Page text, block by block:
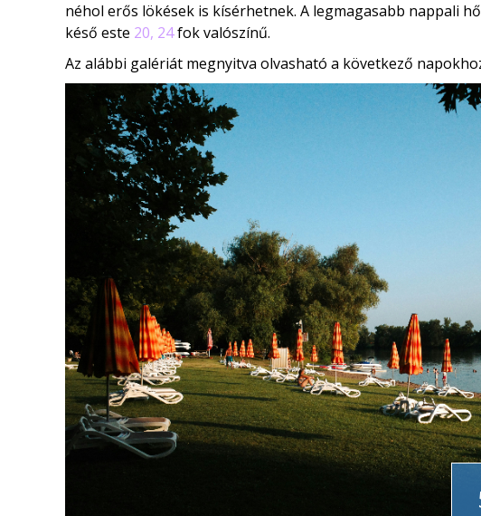
néhol erős lökések is kísérhetnek. A legmagasabb nappali
késő este 20, 24fok valószínű.
Az alábbi galériát megnyitva olvasható a következő